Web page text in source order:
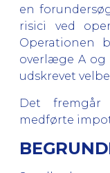
en
risici ved
Operationen
overlæge A
udskrevet
Det
medførte